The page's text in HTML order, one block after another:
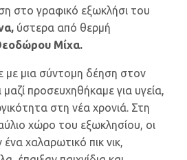
στο γραφικό εξωκλήσι του
ύστερα από θερμή
Μίχα.
με μια σύντομη δέηση στον
προσευχηθήκαμε για υγεία,
στη νέα χρονιά. Στη
χώρο του εξωκλησίου, οι
χαλαρωτικό πικ νικ,